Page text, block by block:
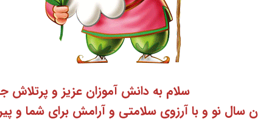
سلام به دانش آموزان عزیز و پرتلاش
نو و با آرزوی سلامتی و آرامش برای شما و